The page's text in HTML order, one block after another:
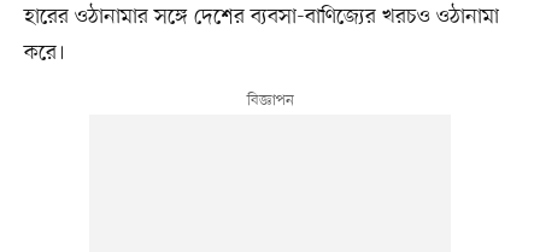
হারের ওঠানামার সঙ্গে দেশের ব্যবসা-বাণিজ্যের খরচও ওঠানামা
করে।